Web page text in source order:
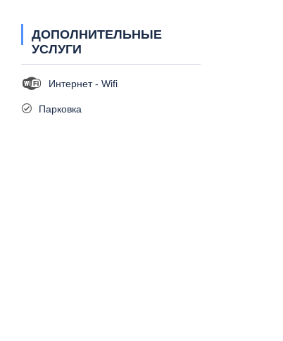
ДОПОЛНИТЕЛЬНЫЕ
УСЛУГИ
Интернет - Wifi
Парковка